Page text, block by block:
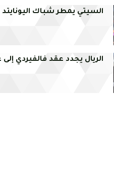
السيتي يمطر شباك
الريال يجدد عقد فالفيردي إلى غاية